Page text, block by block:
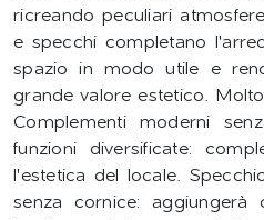
ricreando peculiari
e specchi completano
spazio in modo utile e
grande valore estetico.
Complementi moderni
funzioni diversificate:
l'estetica del locale.
senza cornice: